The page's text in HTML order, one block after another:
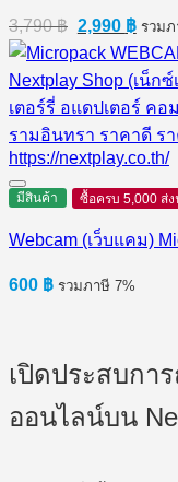
3,790฿ Original
price
was:
3,790 ฿.
2,990 ฿
price
is:
รวมภ
มีสินค้า ซื้อครบ 5,000 ส่
Webcam (เว็บแคม)
600 ฿ รวมภาษี 7%
เปิดประสบกา
ออนไลน์บน